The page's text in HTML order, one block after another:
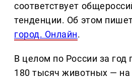
соответствует
тенденции. Об этом
город. Онлайн.
В целом по России за год
180 тысяч животных —